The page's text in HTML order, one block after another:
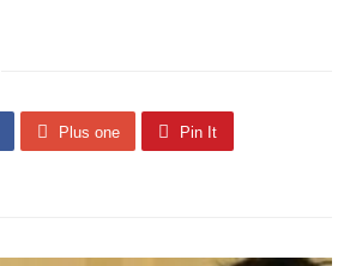
Plus one Pin It